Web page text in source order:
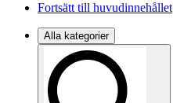
Fortsätt till huvudinnehållet
Alla kategorier